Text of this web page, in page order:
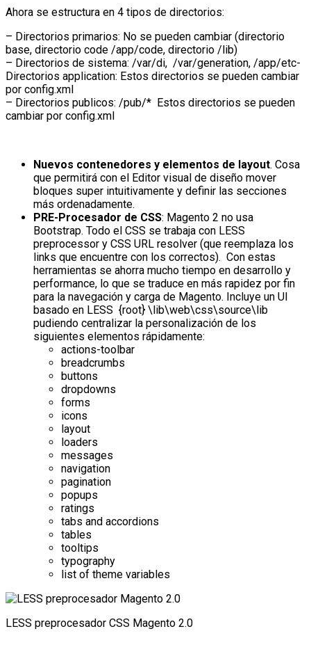
Ahora se estructura en 4 tipos de directorios:
– Directorios primarios: No se pueden cambiar (directorio
base, directorio code /app/code, directorio /lib)
– Directorios de sistema: /var/di, /var/generation, /app/etc-
Directorios application: Estos directorios se pueden cambiar
por config.xml
– Directorios publicos: /pub/* Estos directorios se pueden
cambiar por config.xml
Nuevos contenedores y elementos de layout. Cosa
que permitirá con el Editor visual de diseño mover
bloques super intuitivamente y definir las secciones
más ordenadamente.
PRE-Procesador de CSS: Magento 2 no usa
Bootstrap. Todo el CSS se trabaja con LESS
preprocessor y CSS URL resolver (que reemplaza los
links que encuentre con los correctos). Con estas
herramientas se ahorra mucho tiempo en desarrollo y
performance, lo que se traduce en más rapidez por fin
para la navegación y carga de Magento. Incluye un UI
basado en LESS {root} \lib\web\css\source\lib
pudiendo centralizar la personalización de los
siguientes elementos rápidamente:
actions-toolbar
breadcrumbs
buttons
dropdowns
forms
icons
layout
loaders
messages
navigation
pagination
popups
ratings
tabs and accordions
tables
tooltips
typography
list of theme variables
LESS preprocesador CSS Magento 2.0